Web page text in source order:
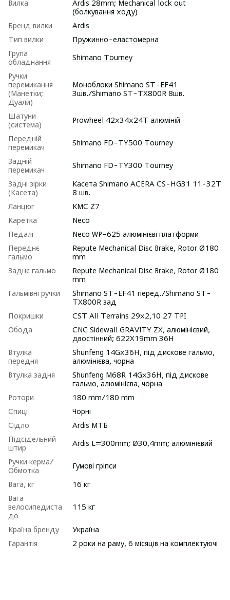
Вилка
Ardis 28mm; Mechanical lock out
(болкування ходу)
Бренд вилки
Ardis
Тип вилки
Пружинно-еластомерна
Група
обладнання
Shimano Tourney
Ручки
перемикання
(Манетки;
Дуали)
Моноблоки Shimano ST-EF41
3шв./Shimano ST-TX800R 8шв.
Шатуни
(система)
Prowheel 42x34x24T алюміній
Передній
перемикач
Shimano FD-TY500 Tourney
Задній
перемикач
Shimano FD-TY300 Tourney
Задні зірки
(Касета)
Касета Shimano ACERA CS-HG31 11-32T
8 шв.
Ланцюг
KMC Z7
Каретка
Neco
Педалі
Neco WP-625 алюмінієві платформи
Переднє
гальмо
Repute Mechanical Disc Brake, Rotor Ø180
mm
Заднє гальмо
Repute Mechanical Disc Brake, Rotor Ø180
mm
Гальмівні ручки
Shimano ST-EF41 перед./Shimano ST-
TX800R зад
Покришки
CST All Terrains 29x2,10 27 TPI
Обода
CNC Sidewall GRAVITY ZX, алюмінієвий,
двостінний; 622X19mm 36H
Втулка
передня
Shunfeng 14Gx36H, під дискове гальмо,
алюмінієва, чорна
Втулка задня
Shunfeng M68R 14Gx36H, під дискове
гальмо, алюмінієва, чорна
Ротори
180 mm/180 mm
Спиці
Чорні
Сідло
Ardis МТБ
Підсідельний
штир
Ardis L=300mm; Ø30,4mm; алюмінієвий
Ручки керма/
Обмотка
Гумові гріпси
Вага, кг
16 кг
Вага
велосипедиста
до
115 кг
Країна бренду
Україна
Гарантія
2 роки на раму, 6 місяців на комплектуючі